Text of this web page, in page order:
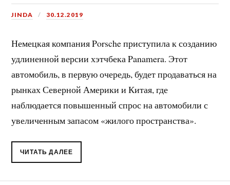
JINDA 30.12.2019
Немецкая компания Porsche приступила к созданию
удлиненной версии хэтчбека Panamera. Этот
автомобиль, в первую очередь, будет продаваться на
рынках Северной Америки и Китая, где
наблюдается повышенный спрос на автомобили с
увеличенным запасом «жилого пространства».
ЧИТАТЬ ДАЛЕЕ